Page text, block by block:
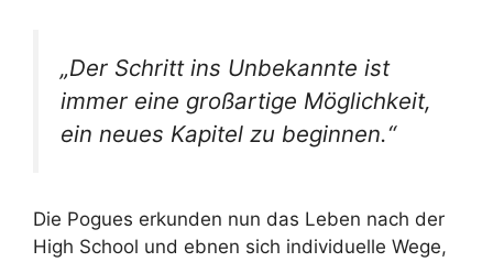
„Der Schritt ins Unbekannte ist
immer eine großartige Möglichkeit,
ein neues Kapitel zu beginnen.“
Die Pogues erkunden nun das Leben nach der
High School und ebnen sich individuelle Wege,